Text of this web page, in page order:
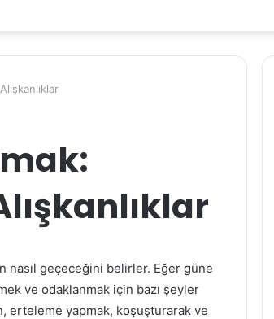
nasıl geçeceğini belirler. Eğer güne
ve odaklanmak için bazı şeyler
erteleme yapmak, koşuşturarak ve